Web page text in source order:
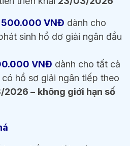
500.000 VNĐ dành cho
sinh hồ dơ giải ngân đầu
VNĐ dành cho tất cả
hồ sơ giải ngân tiếp theo
2026 – không giới hạn số